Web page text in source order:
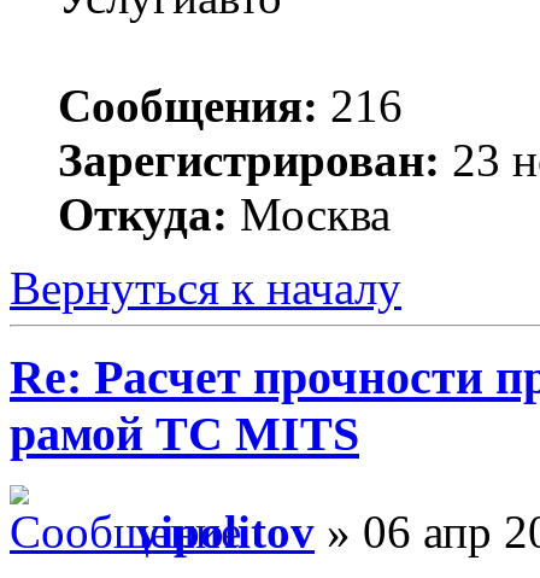
Сообщения: 216
Зарегистрирован: 23
Откуда: Москва
Вернуться к началу
Re: Расчет прочности
рамой ТС MITS
vipolitov » 06 апр